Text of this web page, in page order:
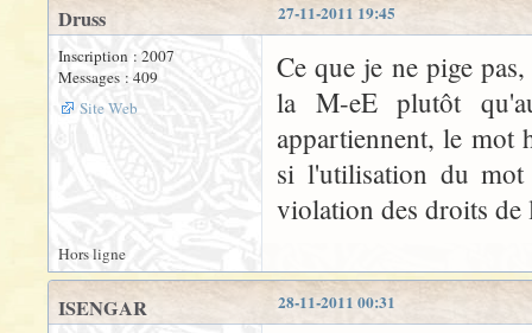
27-11-2011 19:45
Druss
Inscription : 2007
Messages : 409
Site Web
Ce que je ne pige
la M-eE plutôt
appartiennent, le mot
si l'utilisation du mot
violation des droits de
Hors ligne
28-11-2011 00:31
ISENGAR